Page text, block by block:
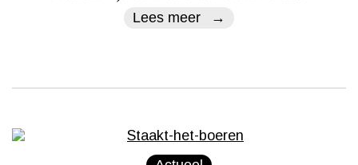
Lees meer